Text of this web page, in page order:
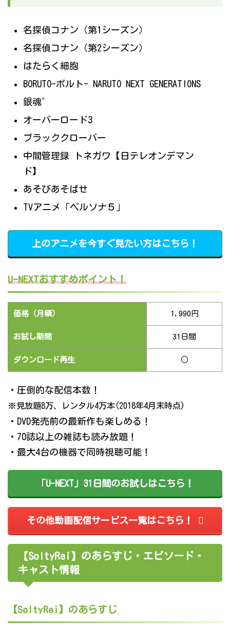
名探偵コナン（第1シーズン）
名探偵コナン（第2シーズン）
はたらく細胞
BORUTO-ボルト- NARUTO NEXT GENERATIONS
銀魂゜
オーバーロード3
ブラッククローバー
中間管理録 トネガワ【日テレオンデマン
ド】
あそびあそばせ
TVアニメ「ペルソナ５」
上のアニメを今すぐ見たい方はこちら！
U-NEXTおすすめポイント！
価格（月額） 1,990円
お試し期間 31日間
ダウンロード再生 ○
・圧倒的な配信本数！
※見放題8万、レンタル4万本(2018年4月末時点)
・DVD発売前の最新作も楽しめる！
・70誌以上の雑誌も読み放題！
・最大4台の機器で同時視聴可能！
「U-NEXT」31日間のお試しはこちら！
その他動画配信サービス一覧はこちら！
【SoltyRei】のあらすじ・エピソード・
キャスト情報
【SoltyRei】のあらすじ